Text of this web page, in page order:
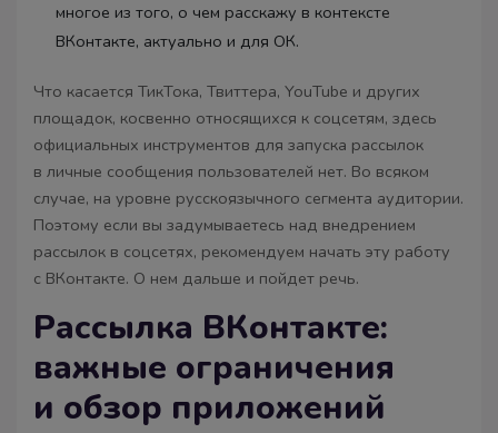
многое из того, о чем расскажу в контексте
ВКонтакте, актуально и для ОК.
Что касается ТикТока, Твиттера, YouTube и других
площадок, косвенно относящихся к соцсетям, здесь
официальных инструментов для запуска рассылок
в личные сообщения пользователей нет. Во всяком
случае, на уровне русскоязычного сегмента аудитории.
Поэтому если вы задумываетесь над внедрением
рассылок в соцсетях, рекомендуем начать эту работу
с ВКонтакте. О нем дальше и пойдет речь.
Рассылка ВКонтакте:
важные ограничения
и обзор приложений